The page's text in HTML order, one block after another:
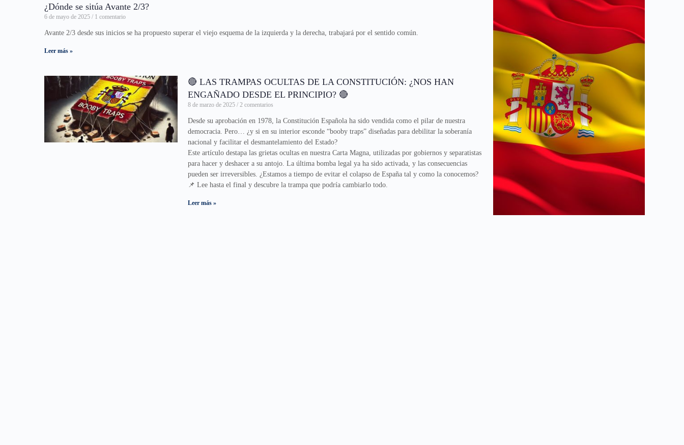
¿Dónde se sitúa Avante 2/3?
6 de mayo de 2025 1 comentario
Avante 2/3 desde sus inicios se ha propuesto superar el viejo esquema de la izquierda y la derecha, trabajará por el sentido común.
Leer más »
🔴 LAS TRAMPAS OCULTAS DE LA CONSTITUCIÓN: ¿NOS HAN
ENGAÑADO DESDE EL PRINCIPIO? 🔴
8 de marzo de 2025 2 comentarios
Desde su aprobación en 1978, la Constitución Española ha sido vendida como el pilar de nuestra
democracia. Pero… ¿y si en su interior esconde “booby traps” diseñadas para debilitar la soberanía
nacional y facilitar el desmantelamiento del Estado?
Este artículo destapa las grietas ocultas en nuestra Carta Magna, utilizadas por gobiernos y separatistas
para hacer y deshacer a su antojo. La última bomba legal ya ha sido activada, y las consecuencias
pueden ser irreversibles. ¿Estamos a tiempo de evitar el colapso de España tal y como la conocemos?
📌 Lee hasta el final y descubre la trampa que podría cambiarlo todo.
Leer más »